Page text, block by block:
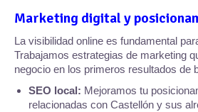
Marketing digital y
La visibilidad online es fundamental
Trabajamos estrategias de marketing
negocio en los primeros resultados de
SEO local: Mejoramos tu
relacionadas con Castellón y sus